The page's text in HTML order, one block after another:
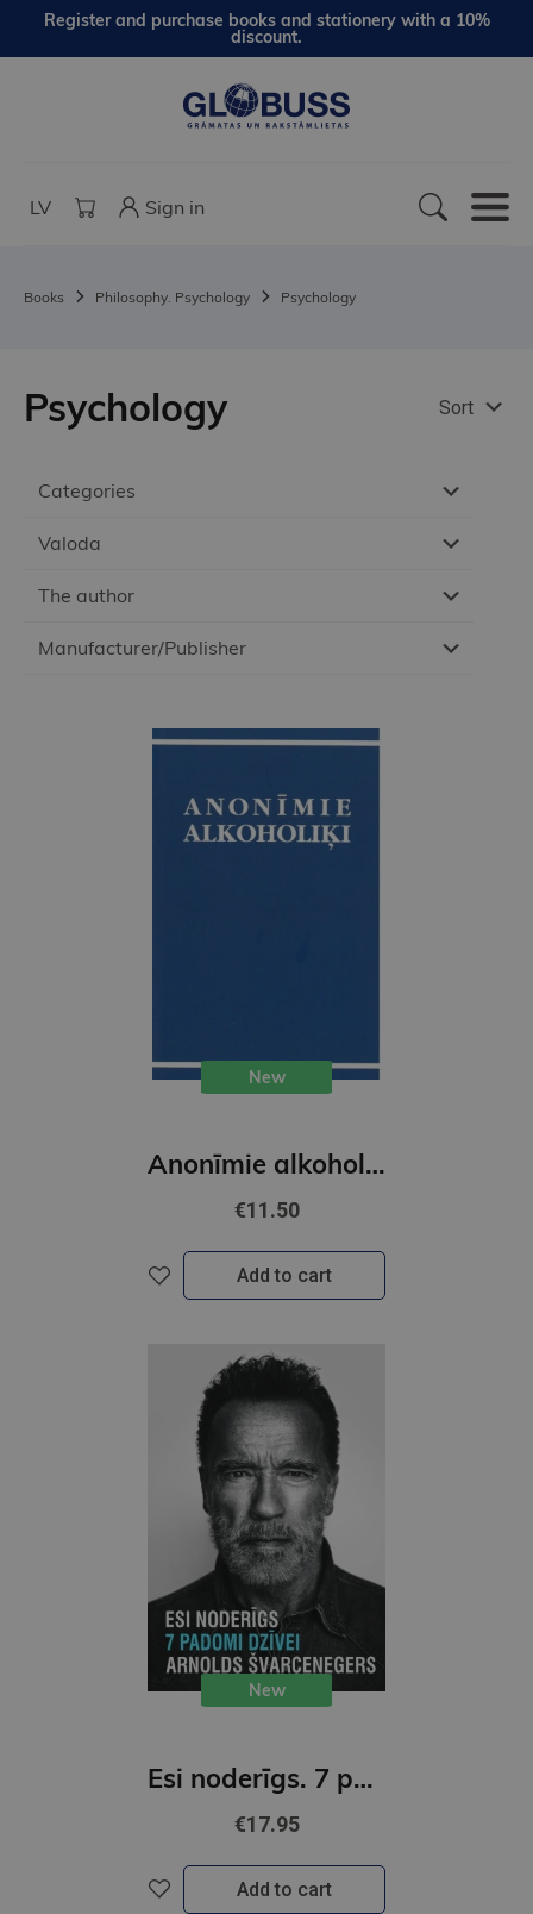
Register and purchase books and stationery with a 10%
discount.
LV Sign in
Books Philosophy. Psychology Psychology
Categories
Valoda
The author
Manufacturer/Publisher
Psychology Sort
New
Anonīmie alkoholoķi
€11.50
Add to cart
New
Esi noderīgs. 7 padomi dzīvei
€17.95
Add to cart